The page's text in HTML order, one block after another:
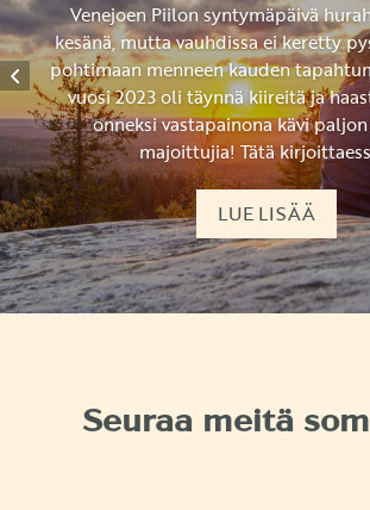
Venejoen Piilon syntymäpäivä
kesänä, mutta vauhdissa ei keretty
pohtimaan menneen kauden
vuosi 2023 oli täynnä kiireitä ja
onneksi vastapainona kävi
majoittujia! Tätä
LUE LISÄÄ
Seuraa meitä